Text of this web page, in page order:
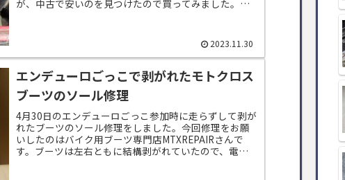
が、中古で安いのを見つけたので買ってみました。購
2023.11.30
エンデューロごっこで剥がれたモトクロス
ブーツのソール修理
4月30日のエンデューロごっこ参加時に走らずして剥が
れたブーツのソール修理をしました。今回修理をお願
いしたのはバイク用ブーツ専門店MTXREPAIRさんで
す。ブーツは左右ともに結構剥がれていたので、電話